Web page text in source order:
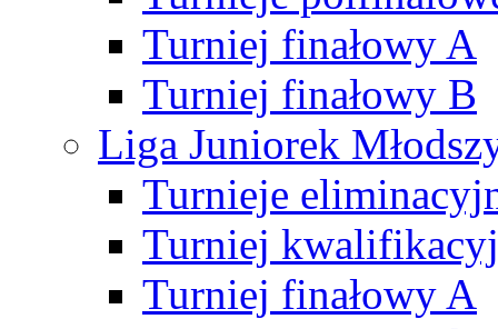
Turniej finałowy A
Turniej finałowy B
Liga Juniorek
Turnieje
Turniej
Turniej finałowy A